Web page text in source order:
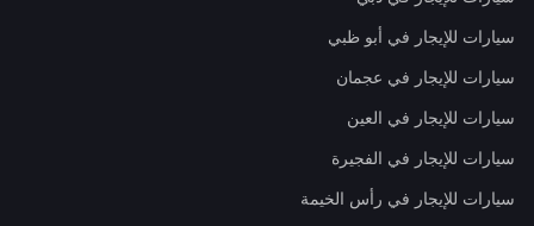
سيارات للإيجار في أبو ظبي
سيارات للإيجار في عجمان
سيارات للإيجار في العين
سيارات للإيجار في الفجيرة
سيارات للإيجار في رأس الخيمة